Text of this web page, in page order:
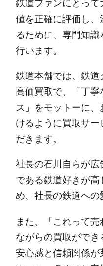
鉄道ファンにとっ
値を正確に評価し
るために、専門知
行います。
鉄道本舗では、鉄
高価買取で、「丁
ス」をモットーに
けるように買取サ
だきます。
社長の石川自らが
である鉄道好きが
め、社長の鉄道への
また、「これって
ながらの買取がで
安心感と信頼関係が